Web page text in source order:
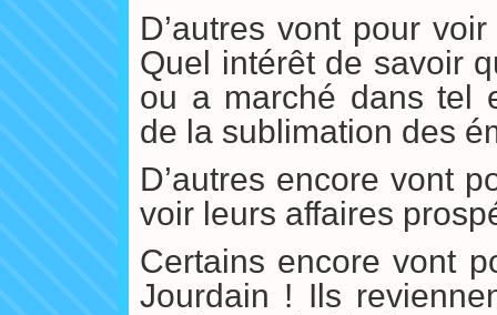
D’autres vont pour
Quel intérêt de savoir
ou a marché dans tel
de la sublimation des
D’autres encore vont
voir leurs affaires
Certains encore vont
Jourdain ! Ils